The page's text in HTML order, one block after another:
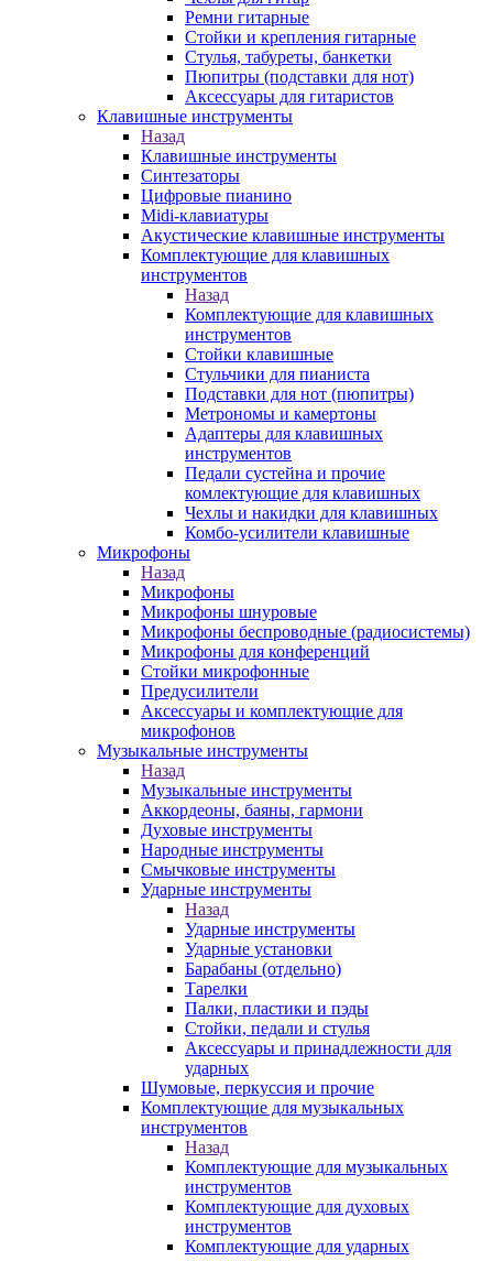
Ремни гитарные
Стойки и крепления гитарные
Стулья, табуреты, банкетки
Пюпитры (подставки для нот)
Аксессуары для гитаристов
Клавишные инструменты
Назад
Клавишные инструменты
Синтезаторы
Цифровые пианино
Midi-клавиатуры
Акустические клавишные инструменты
Комплектующие для клавишных
инструментов
Назад
Комплектующие для клавишных
инструментов
Стойки клавишные
Стульчики для пианиста
Подставки для нот (пюпитры)
Метрономы и камертоны
Адаптеры для клавишных
инструментов
Педали сустейна и прочие
комлектующие для клавишных
Чехлы и накидки для клавишных
Комбо-усилители клавишные
Микрофоны
Назад
Микрофоны
Микрофоны шнуровые
Микрофоны беспроводные (радиосистемы)
Микрофоны для конференций
Стойки микрофонные
Предусилители
Аксессуары и комплектующие для
микрофонов
Музыкальные инструменты
Назад
Музыкальные инструменты
Аккордеоны, баяны, гармони
Духовые инструменты
Народные инструменты
Смычковые инструменты
Ударные инструменты
Назад
Ударные инструменты
Ударные установки
Барабаны (отдельно)
Тарелки
Палки, пластики и пэды
Стойки, педали и стулья
Аксессуары и принадлежности для
ударных
Шумовые, перкуссия и прочие
Комплектующие для музыкальных
инструментов
Назад
Комплектующие для музыкальных
инструментов
Комплектующие для духовых
инструментов
Комплектующие для ударных